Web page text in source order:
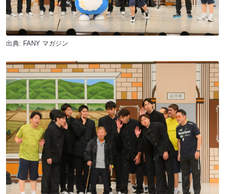
出典: FANY マガジン